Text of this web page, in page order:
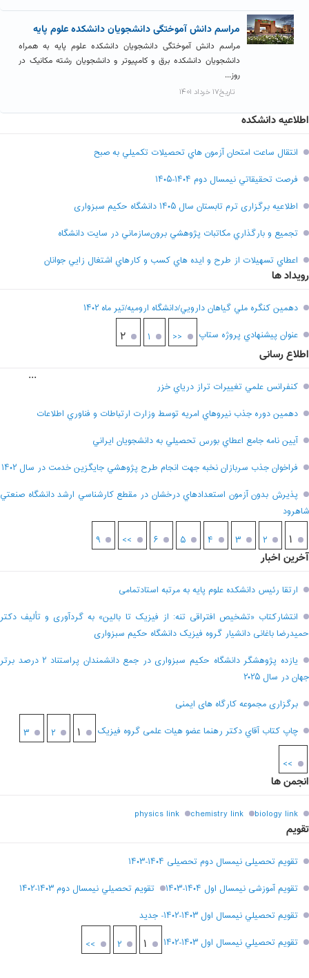
مراسم دانش آموختگی دانشجویان دانشکده علوم پایه
مراسم دانش آموختگی دانشجویان دانشکده علوم پایه به همراه
دانشجویان دانشکده برق و کامپیوتر و دانشجویان رشته مکانیک در
روز...
تاریخ۱۷ خرداد ۱۴۰۱
اطلاعیه دانشکده
انتقال ساعت امتحان آزمون هاي تحصيلات تکميلي به صبح
فرصت تحقيقاتي نیمسال دوم ۱۴۰۴-۱۴۰۵
اطلاعیه برگزاری ترم تابستان سال ۱۴۰۵ دانشگاه حکیم سبزواری
تجميع و بارگذاري مکاتبات پژوهشي برون‌سازماني در سايت دانشگاه
اعطاي تسهيلات از طرح و ايده هاي کسب و کارهاي اشتغال زايي جوانان
رویداد ها
دهمين کنگره ملي گياهان دارويي/دانشگاه اروميه/تير ماه ۱۴۰۲
عنوان پيشنهادي پروژه ستاپ
<< ۱ ۲
اطلاع رسانی
کنفرانس علمي تغييرات تراز درياي خزر
دهمين دوره جذب نيروهاي امريه توسط وزارت ارتباطات و فناوري اطلاعات
آيين نامه جامع اعطاي بورس تحصيلي به دانشجويان ايراني
فراخوان جذب سربازان نخبه جهت انجام طرح پژوهشي جايگزين خدمت در سال ۱۴۰۲
پذيرش بدون آزمون استعدادهاي درخشان در مقطع کارشناسي ارشد دانشگاه صنعتي
شاهرود
۱ ۲ ۳ ۴ ۵ ۶
...
۹ >>
آخرین اخبار
ارتقا رئیس دانشکده علوم پایه به مرتبه استادتمامی
انتشارکتاب «تشخیص افتراقی تنه: از فیزیک تا بالین» به گردآوری و تألیف دکتر
حمیدرضا باغانی دانشیار گروه فیزیک دانشگاه حکیم سبزواری
یازده پژوهشگر دانشگاه حکیم سبزواری در جمع دانشمندان پراستناد ۲ درصد برتر
جهان در سال ۲۰۲۵
برگزاری مجموعه کارگاه های ایمنی
چاپ کتاب آقاي دکتر رهنما عضو هیات علمی گروه فیزیک
۱ ۲ ۳
>>
انجمن ها
biology link
chemistry link
physics link
تقویم
تقویم تحصیلی نیمسال دوم تحصیلی ۱۴۰۴-۱۴۰۳
تقویم آموزشی نیمسال اول ۱۴۰۴-۱۴۰۳
تقويم تحصيلي نيمسال دوم ۱۴۰۳-۱۴۰۲
تقويم تحصيلي نيمسال اول ۱۴۰۳-۱۴۰۲- جديد
تقويم تحصيلي نيمسال اول ۱۴۰۳-۱۴۰۲
۱ ۲ >>